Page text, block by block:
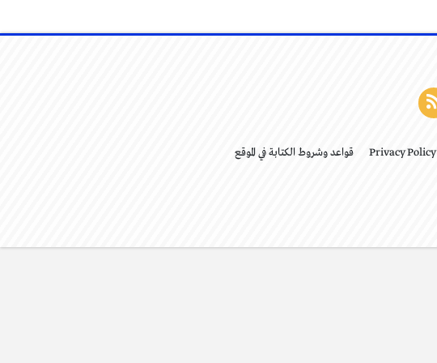
Privacy Policy قواعد وشروط الكتابة في الموقع